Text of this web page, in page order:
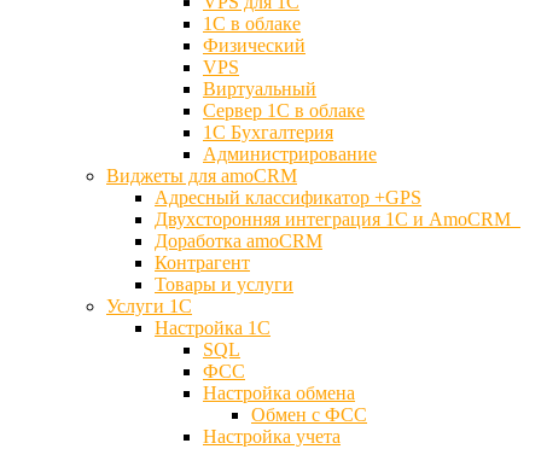
1С в облаке
Физический
VPS
Виртуальный
Сервер 1С в облаке
1С Бухгалтерия
Администрирование
Виджеты для amoCRM
Адресный классификатор +GPS
Двухсторонняя интеграция 1С и AmoCRM
Доработка amoCRM
Контрагент
Товары и услуги
Услуги 1С
Настройка 1С
SQL
ФСС
Настройка обмена
Обмен с ФСС
Настройка учета